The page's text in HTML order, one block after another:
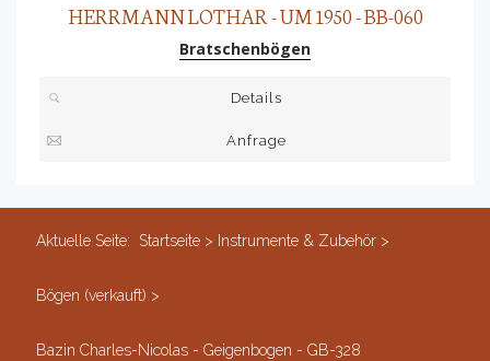
HERRMANN LOTHAR - UM 1950 - BB-060
Bratschenbögen
Details
Anfrage
Aktuelle Seite: Startseite > Instrumente & Zubehör >
Bögen (verkauft) >
Bazin Charles-Nicolas - Geigenbogen - GB-328